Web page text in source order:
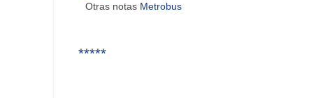
Otras notas Metrobus
*****